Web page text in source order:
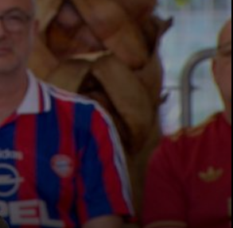
Max Eberl. SPORT1-
unglücklich.
24.05.26